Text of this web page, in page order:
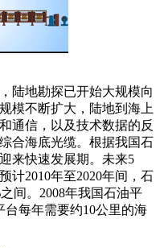
陆地勘探已开始大规模向
模不断扩大，陆地到海上
通信，以及技术数据的反
合海底光缆。根据我国石
来快速发展期。未来5
计2010年至2020年间，石
间。2008年我国石油平
台每年需要约10公里的海